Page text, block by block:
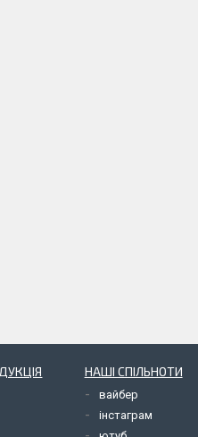
НАШІ СПІЛЬНОТИ
вайбер
інстаграм